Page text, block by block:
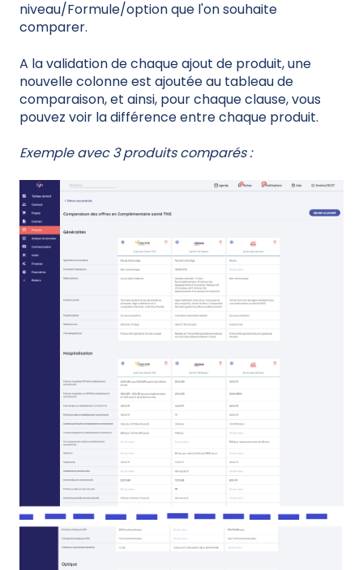
niveau/Formule/option que l'on souhaite
comparer.
A la validation de chaque ajout de produit, une
nouvelle colonne est ajoutée au tableau de
comparaison, et ainsi, pour chaque clause, vous
pouvez voir la différence entre chaque produit.
Exemple avec 3 produits comparés :